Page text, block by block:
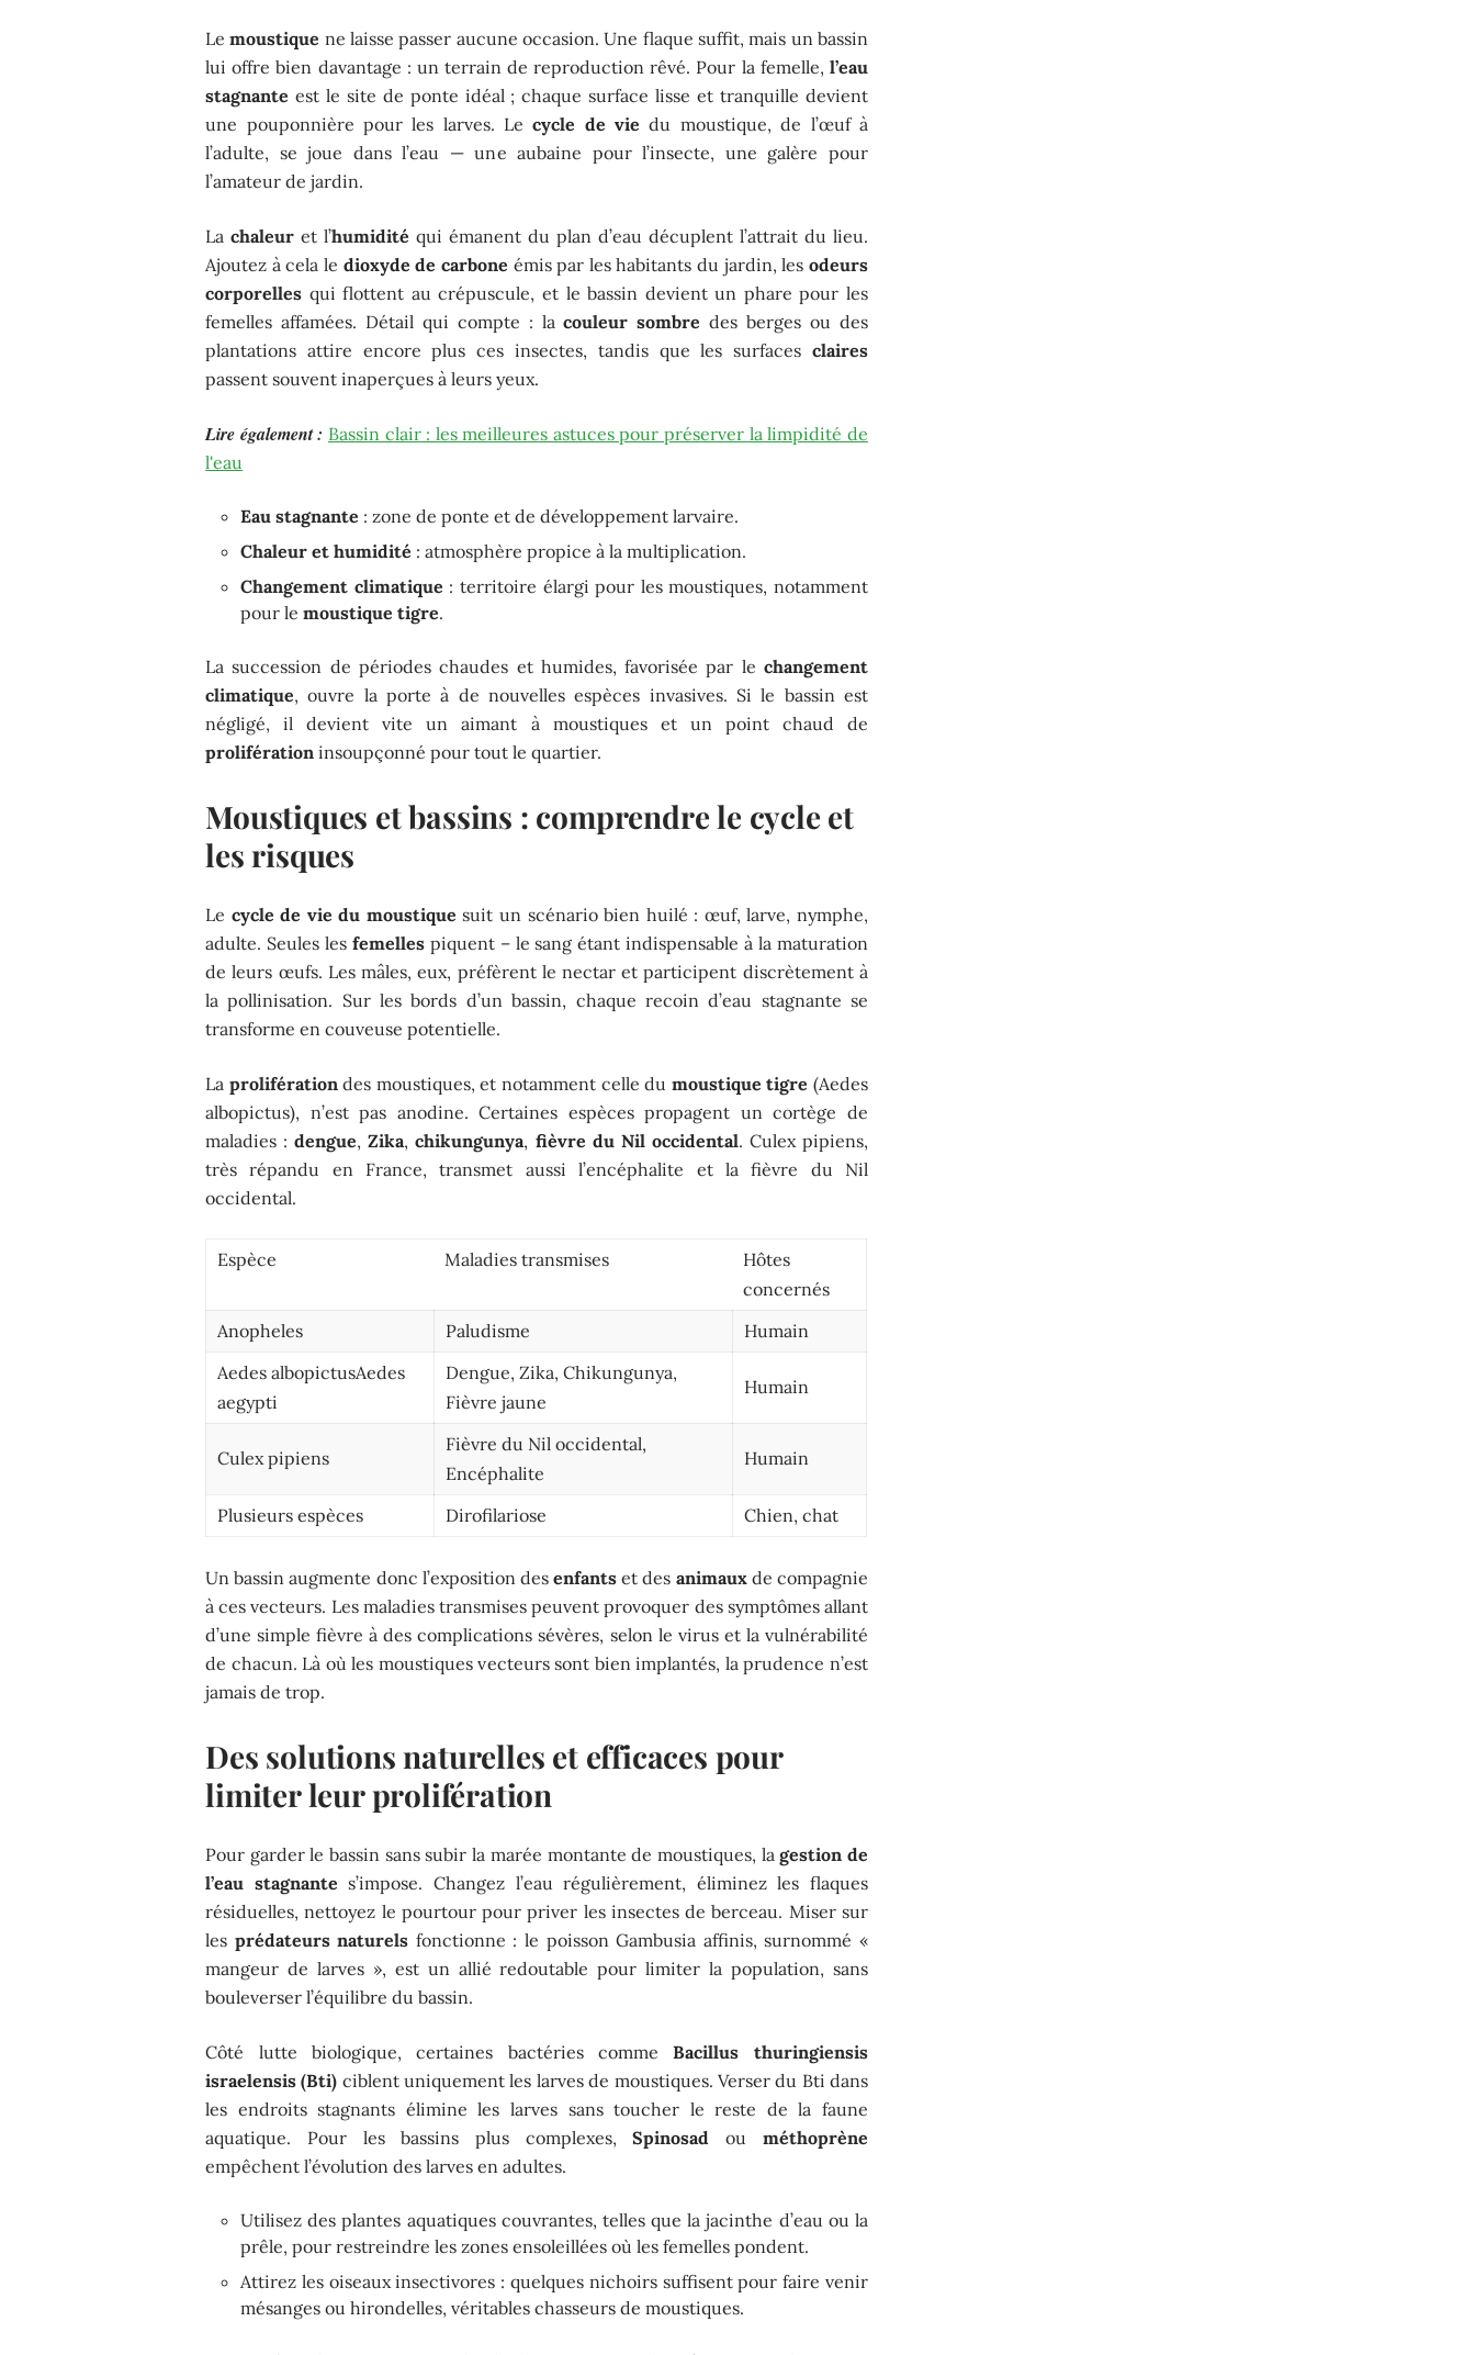
Lemoustique ne laisse passer aucune occasion. Une flaque suffit, mais un bassin
lui offre bien davantage : un terrain de reproduction rêvé. Pour la femelle, l’eau
stagnante est le site de ponte idéal ; chaque surface lisse et tranquille devient
une pouponnière pour les larves. Lecycle de vie du moustique, de l’œuf à
l’adulte, se joue dans l’eau — une aubaine pour l’insecte, une galère pour
l’amateur de jardin.
Lachaleur et l’humidité qui émanent du plan d’eau décuplent l’attrait du lieu.
Ajoutez à cela le dioxyde de carbone émis par les habitants du jardin, les odeurs
corporelles qui flottent au crépuscule, et le bassin devient un phare pour les
femelles affamées. Détail qui compte : lacouleur sombre des berges ou des
plantations attire encore plus ces insectes, tandis que les surfaces claires
passent souvent inaperçues à leurs yeux.
Lire également : Bassin clair : les meilleures astuces pour préserver la limpidité de
l'eau
Eau stagnante : zone de ponte et de développement larvaire.
Chaleur et humidité : atmosphère propice à la multiplication.
Changement climatique : territoire élargi pour les moustiques, notamment
pour lemoustique tigre.
La succession de périodes chaudes et humides, favorisée par le changement
climatique, ouvre la porte à de nouvelles espèces invasives. Si le bassin est
négligé, il devient vite un aimant à moustiques et un point chaud de
prolifération insoupçonné pour tout le quartier.
Moustiques et bassins : comprendre le cycle et
les risques
Le cycle de vie du moustique suit un scénario bien huilé : œuf, larve, nymphe,
adulte. Seules les femellespiquent – le sang étant indispensable à la maturation
de leurs œufs. Les mâles, eux, préfèrent le nectar et participent discrètement à
la pollinisation. Sur les bords d’un bassin, chaque recoin d’eau stagnante se
transforme en couveuse potentielle.
La proliférationdes moustiques, et notamment celle du moustique tigre (Aedes
albopictus), n’est pas anodine. Certaines espèces propagent un cortège de
maladies :dengue,Zika,chikungunya, fièvre du Nil occidental. Culex pipiens,
très répandu en France, transmet aussi l’encéphalite et la fièvre du Nil
occidental.
Espèce Maladies transmises
Hôtes
concernés
Anopheles
Paludisme
Humain
Aedes albopictusAedes
aegypti
Dengue, Zika, Chikungunya,
Fièvre jaune
Humain
Culex pipiens
Fièvre du Nil occidental,
Encéphalite
Humain
Plusieurs espèces Dirofilariose Chien, chat
Un bassin augmente donc l’exposition desenfants et des animaux de compagnie
à ces vecteurs. Les maladies transmises peuvent provoquer des symptômes allant
d’une simple fièvre à des complications sévères, selon le virus et la vulnérabilité
de chacun. Là où les moustiques vecteurs sont bien implantés, la prudence n’est
jamais de trop.
Des solutions naturelles et efficaces pour
limiter leur prolifération
Pour garder le bassin sans subir la marée montante de moustiques, lagestion de
l’eau stagnante s’impose. Changez l’eau régulièrement, éliminez les flaques
résiduelles, nettoyez le pourtour pour priver les insectes de berceau. Miser sur
les prédateurs naturels fonctionne : le poisson Gambusia affinis, surnommé «
mangeur de larves », est un allié redoutable pour limiter la population, sans
bouleverser l’équilibre du bassin.
Côté lutte biologique, certaines bactéries commeBacillus thuringiensis
israelensis (Bti) ciblent uniquement les larves de moustiques. Verser du Bti dans
les endroits stagnants élimine les larves sans toucher le reste de la faune
aquatique. Pour les bassins plus complexes,Spinosad ou méthoprène
empêchent l’évolution des larves en adultes.
Utilisez des plantes aquatiques couvrantes, telles que la jacinthe d’eau ou la
prêle, pour restreindre les zones ensoleillées où les femelles pondent.
Attirez les oiseaux insectivores : quelques nichoirs suffisent pour faire venir
mésanges ou hirondelles, véritables chasseurs de moustiques.